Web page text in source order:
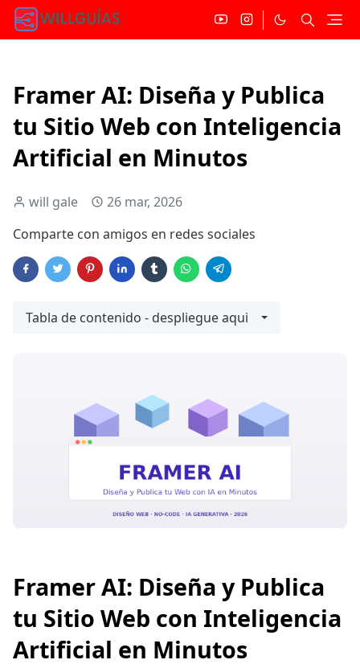
Framer AI: Diseña y Publica
tu Sitio Web con Inteligencia
Artificial en Minutos
will gale
26 mar, 2026
Comparte con amigos en redes sociales
Tabla de contenido - despliegue aqui
Framer AI: Diseña y Publica
tu Sitio Web con Inteligencia
Artificial en Minutos